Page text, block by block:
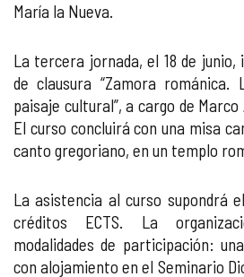
María la Nueva.
La tercera jornada, el 18 de
de clausura “Zamora románica.
paisaje cultural”, a cargo de
El curso concluirá con una misa
canto gregoriano, en un templo
La asistencia al curso supondrá
créditos ECTS. La
modalidades de participación:
con alojamiento en el Seminario